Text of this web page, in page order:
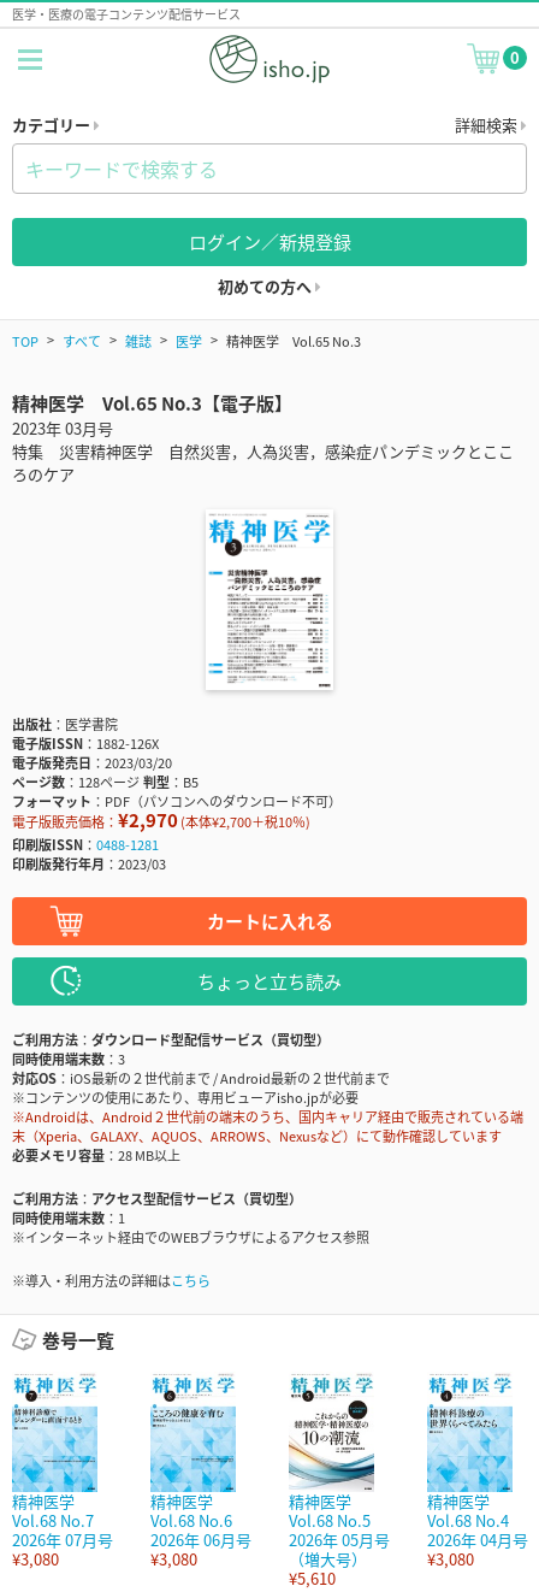
医学・医療の電子コンテンツ配信サービス
0
カテゴリー 詳細検索
ログイン／新規登録
初めての方へ
TOP すべて 雑誌 医学 精神医学 Vol.65 No.3
精神医学 Vol.65 No.3【電子版】
2023年 03月号
特集 災害精神医学 自然災害，人為災害，感染症パンデミックとここ
ろのケア
出版社
医学書院
電子版ISSN
1882-126X
電子版発売日
2023/03/20
ページ数
128ページ判型
B5
フォーマット
PDF（パソコンへのダウンロード不可）
電子版販売価格： ¥2,970(本体¥2,700＋税10％)
印刷版ISSN
0488-1281
印刷版発行年月
2023/03
カートに入れる
ちょっと立ち読み
ご利用方法
ダウンロード型配信サービス（買切型）
同時使用端末数
3
対応OS
iOS最新の２世代前まで / Android最新の２世代前まで
※コンテンツの使用にあたり、専用ビューアisho.jpが必要
※Androidは、Android２世代前の端末のうち、国内キャリア経由で販売されている端
末（Xperia、GALAXY、AQUOS、ARROWS、Nexusなど）にて動作確認しています
必要メモリ容量
28 MB以上
ご利用方法
アクセス型配信サービス（買切型）
同時使用端末数
1
※インターネット経由でのWEBブラウザによるアクセス参照
※導入・利用方法の詳細はこちら
巻号一覧
精神医学
Vol.68 No.7
2026年 07月号
¥3,080
精神医学
Vol.68 No.6
2026年 06月号
¥3,080
精神医学
Vol.68 No.5
2026年 05月号
（増大号）
¥5,610
精神医学
Vol.68 No.4
2026年 04月号
¥3,080